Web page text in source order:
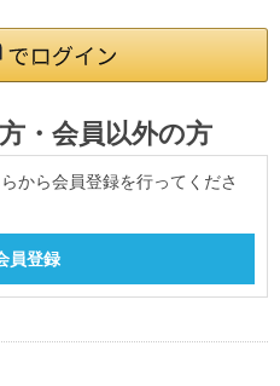
・会員以外の方
から会員登録を行ってくださ